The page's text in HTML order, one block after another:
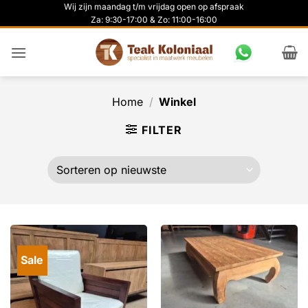
naar
Wij zijn maandag t/m vrijdag open op afspraak
Za: 9:30-17:00 & Zo: 11:00-16:00
Home / Winkel
FILTER
Sale